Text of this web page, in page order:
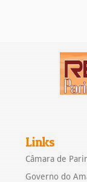
Links
Câmara de
Governo do